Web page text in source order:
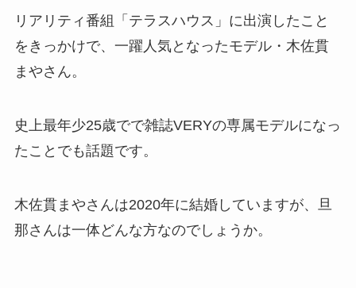
リアリティ番組「テラスハウス」に出演したこと
をきっかけで、一躍人気となったモデル・木佐貫
まやさん。
史上最年少25歳でで雑誌VERYの専属モデルになっ
たことでも話題です。
木佐貫まやさんは2020年に結婚していますが、旦
那さんは一体どんな方なのでしょうか。